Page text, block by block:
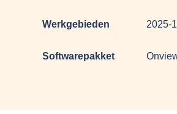
Werkgebieden 2025-
Softwarepakket